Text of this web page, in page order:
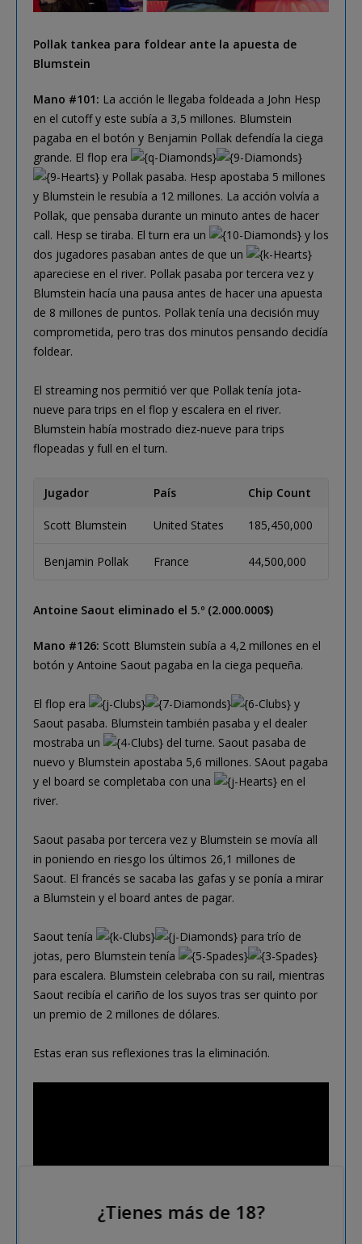
Pollak tankea para foldear ante la apuesta de
Blumstein
Mano #101: La acción le llegaba foldeada a John Hesp
en el cutoff y este subía a 3,5 millones. Blumstein
pagaba en el botón y Benjamin Pollak defendía la ciega
grande. El flop era
y Pollak pasaba. Hesp apostaba 5 millones
y Blumstein le resubía a 12 millones. La acción volvía a
Pollak, que pensaba durante un minuto antes de hacer
call. Hesp se tiraba. El turn era un
y los
dos jugadores pasaban antes de que un
apareciese en el river. Pollak pasaba por tercera vez y
Blumstein hacía una pausa antes de hacer una apuesta
de 8 millones de puntos. Pollak tenía una decisión muy
comprometida, pero tras dos minutos pensando decidía
foldear.
El streaming nos permitió ver que Pollak tenía jota-
nueve para trips en el flop y escalera en el river.
Blumstein había mostrado diez-nueve para trips
flopeadas y full en el turn.
Jugador País Chip Count
Scott Blumstein United States 185,450,000
Benjamin Pollak France 44,500,000
Antoine Saout eliminado el 5.º (2.000.000$)
Mano #126: Scott Blumstein subía a 4,2 millones en el
botón y Antoine Saout pagaba en la ciega pequeña.
El flop era
y
Saout pasaba. Blumstein también pasaba y el dealer
mostraba un
del turne. Saout pasaba de
nuevo y Blumstein apostaba 5,6 millones. SAout pagaba
y el board se completaba con una
en el
river.
Saout pasaba por tercera vez y Blumstein se movía all
in poniendo en riesgo los últimos 26,1 millones de
Saout. El francés se sacaba las gafas y se ponía a mirar
a Blumstein y el board antes de pagar.
Saout tenía
para trío de
jotas, pero Blumstein tenía
para escalera. Blumstein celebraba con su rail, mientras
Saout recibía el cariño de los suyos tras ser quinto por
un premio de 2 millones de dólares.
Estas eran sus reflexiones tras la eliminación.
¿Tienes más de 18?